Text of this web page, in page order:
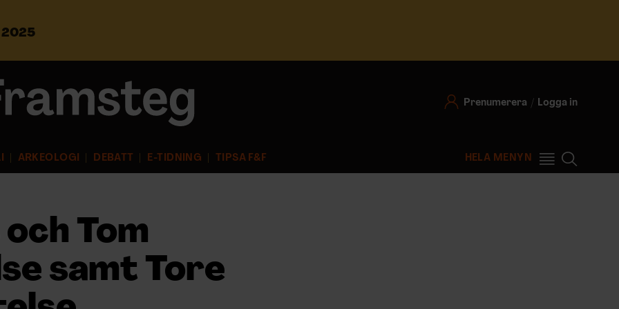
Prenumerera Logga in
ARKEOLOGI DEBATT E-TIDNING TIPSA F&F HELA MENYN
r
Tom
samt Tore